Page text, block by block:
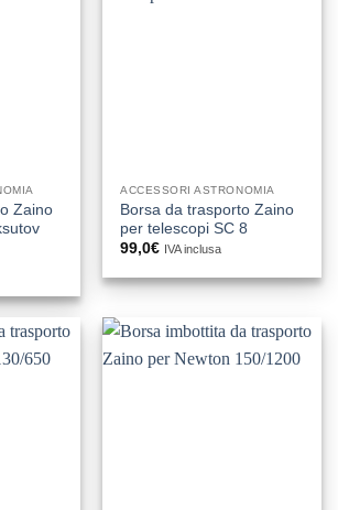
Zaino
ACCESSORI ASTRONOMIA
Borsa da trasporto Zaino
per telescopi SC 8
99,0€ IVA inclusa